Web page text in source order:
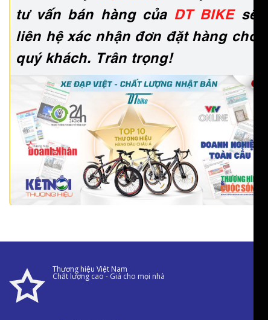
tư vấn bán hàng của DT BIKEsẽ
liên hệ xác nhận đơn đặt hàng cho
quý khách. Trân trọng!
Thương hiệu Việt Nam
Chất lượng cao - Giá cho mọi nhà